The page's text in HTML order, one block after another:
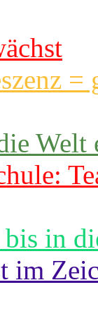
Welt
in
im